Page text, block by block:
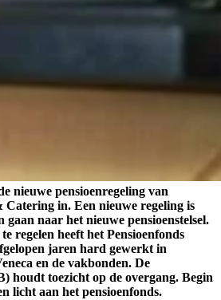
nieuwe pensioenregeling van
Catering in. Een nieuwe regeling is
naar het nieuwe pensioenstelsel.
regelen heeft het Pensioenfonds
jaren hard gewerkt in
en de vakbonden. De
houdt toezicht op de overgang. Begin
licht aan het pensioenfonds.